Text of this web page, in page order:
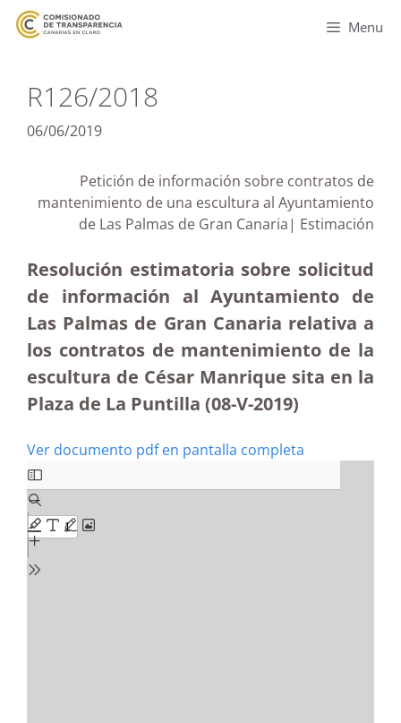
Menu
R126/2018
06/06/2019
Petición de información sobre contratos de
mantenimiento de una escultura al Ayuntamiento
de Las Palmas de Gran Canaria| Estimación
Resolución estimatoria sobre solicitud
de información al Ayuntamiento de
Las Palmas de Gran Canaria relativa a
los contratos de mantenimiento de la
escultura de César Manrique sita en la
Plaza de La Puntilla (08-V-2019)
Ver documento pdf en pantalla completa